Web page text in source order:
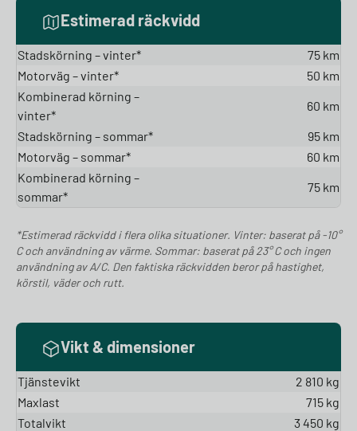
Estimerad räckvidd
Stadskörning – vinter*
75 km
Motorväg – vinter*
50 km
Kombinerad körning –
vinter*
60 km
Stadskörning – sommar*
95 km
Motorväg – sommar*
60 km
Kombinerad körning –
sommar*
75 km
*Estimerad räckvidd i flera olika situationer. Vinter: baserat på -10°
C och användning av värme. Sommar: baserat på 23° C och ingen
användning av A/C. Den faktiska räckvidden beror på hastighet,
körstil, väder och rutt.
Vikt & dimensioner
Tjänstevikt
2 810 kg
Maxlast
715 kg
Totalvikt
3 450 kg